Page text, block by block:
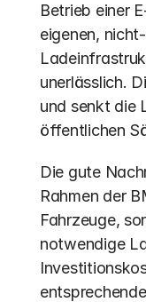
Betrieb einer
eigenen,
unerlässlich.
und senkt die
öffentlichen
Die gute
Rahmen der
Fahrzeuge,
notwendige